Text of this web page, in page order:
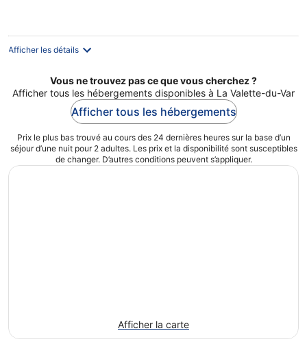
par
Afficher les détails
Vous ne trouvez pas ce que vous cherchez ?
Afficher tous les hébergements disponibles à La Valette-du-Var
Afficher tous les hébergements
Prix le plus bas trouvé au cours des 24 dernières heures sur la base d’un
séjour d’une nuit pour 2 adultes. Les prix et la disponibilité sont susceptibles
de changer. D’autres conditions peuvent s’appliquer.
Afficher la carte